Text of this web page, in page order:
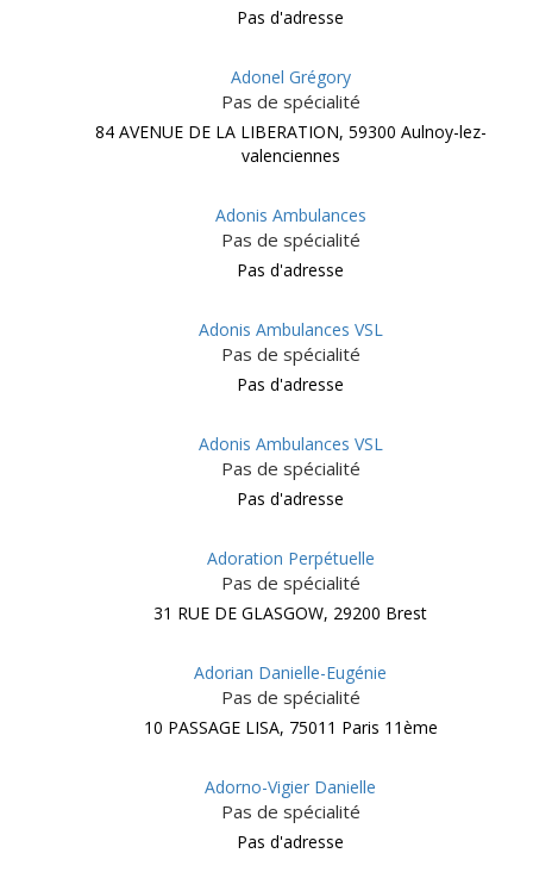
Pas d'adresse
Adonel Grégory
Pas de spécialité
84 AVENUE DE LA LIBERATION, 59300 Aulnoy-lez-
valenciennes
Adonis Ambulances
Pas de spécialité
Pas d'adresse
Adonis Ambulances VSL
Pas de spécialité
Pas d'adresse
Adonis Ambulances VSL
Pas de spécialité
Pas d'adresse
Adoration Perpétuelle
Pas de spécialité
31 RUE DE GLASGOW, 29200 Brest
Adorian Danielle-Eugénie
Pas de spécialité
10 PASSAGE LISA, 75011 Paris 11ème
Adorno-Vigier Danielle
Pas de spécialité
Pas d'adresse